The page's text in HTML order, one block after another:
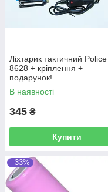
Ліхтарик тактичний
8628 + кріплення +
подарунок!
В наявності
345 ₴
Купити
–33%